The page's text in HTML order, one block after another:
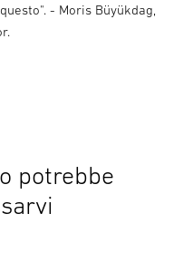
- Moris Büyükdag,
potrebbe